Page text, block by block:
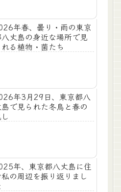
年春、曇り・雨の東京
丈島の身近な場所で見
れる植物・菌たち
年3月29日、東京都八
島で見られた冬鳥と春の
年、東京都八丈島に住
私の周辺を振り返りまし